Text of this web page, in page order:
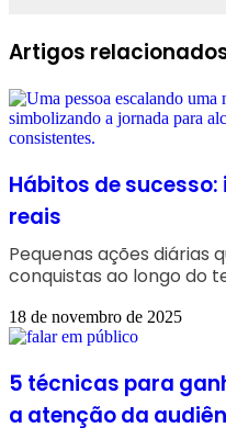
Facebook
Linkedin
WhatsApp
Telegram
Artigos
Hábitos de
reais
Pequenas ações diárias
conquistas ao longo do
18 de novembro de 2025
5 técnicas para
a atenção da